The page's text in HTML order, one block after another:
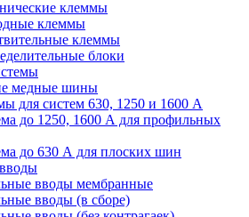
клеммы
клеммы
клеммы
блоки
медные шины
для систем 630, 1250 и 1600 А
до 1250, 1600 А для профильных
до 630 А для плоских шин
вводы мембранные
вводы (в сборе)